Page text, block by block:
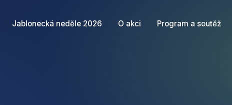
Jablonecká neděle 2026 O akci Program a soutěž